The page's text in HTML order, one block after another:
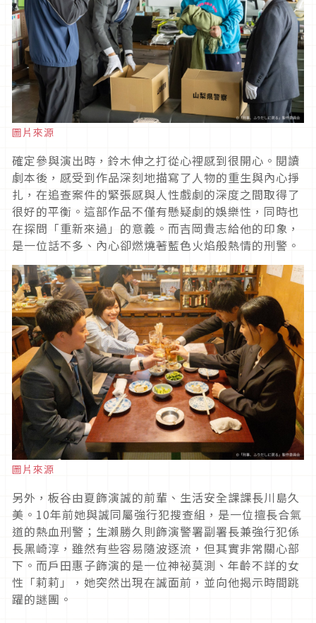
圖片來源
確定參與演出時，鈴木伸之打從心裡感到很開心。閱讀
劇本後，感受到作品深刻地描寫了人物的重生與內心掙
扎，在追查案件的緊張感與人性戲劇的深度之間取得了
很好的平衡。這部作品不僅有懸疑劇的娛樂性，同時也
在探問「重新來過」的意義。而吉岡貴志給他的印象，
是一位話不多、內心卻燃燒著藍色火焰般熱情的刑警。
圖片來源
另外，板谷由夏飾演誠的前輩、生活安全課課長川島久
美。 10年前她與誠同屬強行犯搜查組，是一位擅長合氣
道的熱血刑警；生瀨勝久則飾演警署副署長兼強行犯係
長黑崎淳，雖然有些容易隨波逐流，但其實非常關心部
下。而戶田惠子飾演的是一位神祕莫測、年齡不詳的女
性「莉莉」，她突然出現在誠面前，並向他揭示時間跳
躍的謎團。